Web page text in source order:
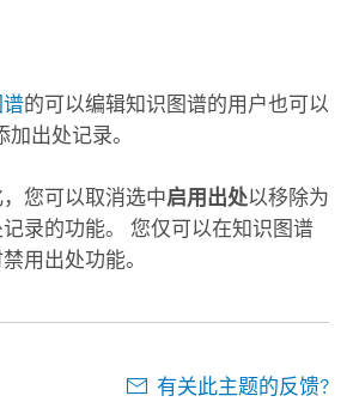
的可以编辑知识图谱的用户也可以
加出处记录。
您可以取消选中启用出处以移除为
录的功能。 您仅可以在知识图谱
用出处功能。
有关此主题的反馈?